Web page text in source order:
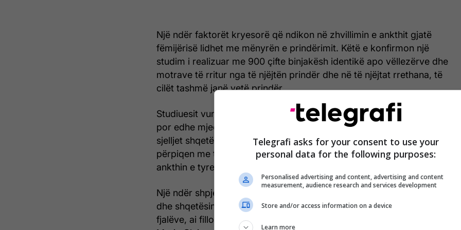
Një ndër faktorët kryesorë që ndikon në zhvillimin e ankthit gjatë
fëmijërisë lidhet me mënyrën e prindërimit. Këtë e konfirmon një
studim i realizuar me 900 çifte binjakësh identikë apo vëllezërve dhe
motrave të rritur nga të njëjtën prindër dhe në të njëjtat rrethana, të
cilët tashmë janë vetë prindër.
Studiuesit vunë në dukje se rolin kryesor nuk e luan vetëm ADN-ja,
por edhe mjedisi ku rritet fëmija. Sipas tyre, fëmijët priren të imitojnë
sjelljet shqetësuese të prindërve, edhe në rastet kur këta të fundit
përpiqen me të gjitha mënyrat të mos ua transmetojnë frikërat dhe
ankthin e tyre.
Një ndër shpjegimet e mundshme është se, kur një fëmijë sheh frikën
dhe shqetësimin e prindit të tij, të shfaqura përmes sjelljeve apo
fjalëve, ai fillon t’i përvetësojë gradualisht këto emocione, shkruan
Telegrafi asks for your consent to use your
personal data for the following purposes:
Personalised advertising and content, advertising and content
measurement, audience research and services development
Store and/or access information on a device
Learn more